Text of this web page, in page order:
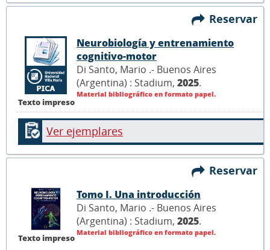
Reservar
Texto impreso
Neurobiología y entrenamiento
cognitivo-motor
Di Santo, Mario .- Buenos Aires
(Argentina) : Stadium, 2025.
Material bibliográfico en formato papel.
Ver ejemplares
Reservar
Texto impreso
Tomo I. Una introducción
Di Santo, Mario .- Buenos Aires
(Argentina) : Stadium, 2025.
Material bibliográfico en formato papel.